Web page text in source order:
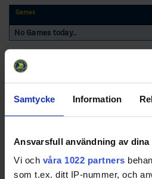
Samtycke Information
Ansvarsfull användning av
Vi och våra 1022 partners
som t.ex. ditt IP-nummer, och
Games
No Games today..
Swehockey – Svenska
Swehockey ger dig tillgång till